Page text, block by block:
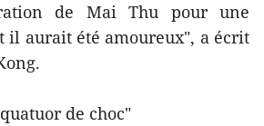
de Mai Thu pour une
il aurait été amoureux", a écrit
de choc"